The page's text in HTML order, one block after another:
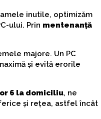
inutile, optimizăm
ului. Prin mentenanță
majore. Un PC
și evită erorile
6 la domiciliu, ne
și rețea, astfel încât